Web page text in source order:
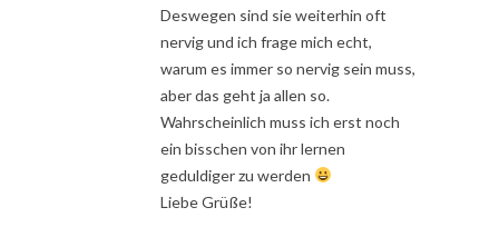
Deswegen sind sie weiterhin oft
nervig und ich frage mich echt,
warum es immer so nervig sein muss,
aber das geht ja allen so.
Wahrscheinlich muss ich erst noch
ein bisschen von ihr lernen
geduldiger zu werden
Liebe Grüße!